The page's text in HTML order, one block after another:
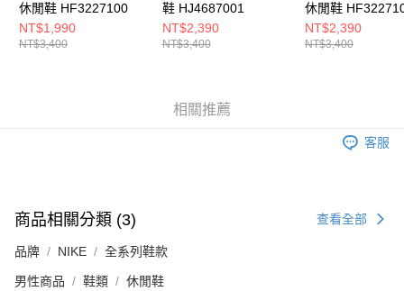
休閒鞋 HF3227100
NT$1,990
NT$3,400
鞋 HJ4687001
NT$2,390
NT$3,400
休閒鞋
NT$2,390
NT$3,400
相關推薦
客服
商品相關分類 (3) 查看全部
品牌 NIKE 全系列鞋款
男性商品 鞋類 休閒鞋